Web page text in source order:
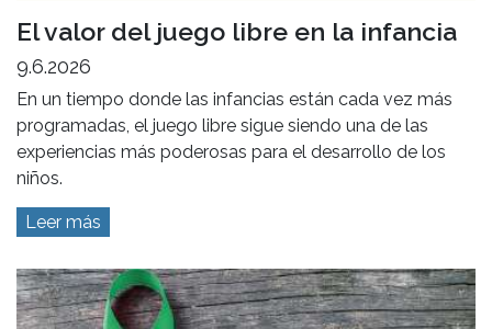
El valor del juego libre en la infancia
9.6.2026
En un tiempo donde las infancias están cada vez más
programadas, el juego libre sigue siendo una de las
experiencias más poderosas para el desarrollo de los
niños.
Leer más